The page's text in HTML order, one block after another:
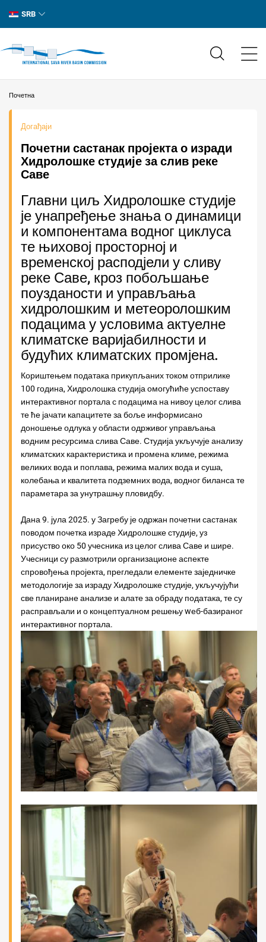
SRB
Почетна
Догађаји
Почетни састанак пројекта о изради
Хидролошке студије за слив реке
Саве
Главни циљ Хидролошке студије
је унапређење знања о динамици
и компонентама водног циклуса
те њиховој просторној и
временској расподјели у сливу
реке Саве, кроз побољшање
поузданости и управљања
хидролошким и метеоролошким
подацима у условима актуелне
климатске варијабилности и
будућих климатских промјена.
Кориштењем података прикупљаних током отприлике
100 година, Хидролошка студија омогућиће успоставу
интерактивног портала с подацима на нивоу целог слива
те ће јачати капацитете за боље информисано
доношење одлука у области одрживог управљања
водним ресурсима слива Саве. Студија укључује анализу
климатских карактеристика и промена климе, режима
великих вода и поплава, режима малих вода и суша,
колебања и квалитета подземних вода, водног биланса те
параметара за унутрашњу пловидбу.
Дана 9. јула 2025. у Загребу је одржан почетни састанак
поводом почетка израде Хидролошке студије, уз
присуство око 50 учесника из целог слива Саве и шире.
Учесници су размотрили организационе аспекте
спровођења пројекта, прегледали елементе заједничке
методологије за израду Хидролошке студије, укључујући
све планиране анализе и алате за обраду података, те су
расправљали и о концептуалном решењу wеб-базираног
интерактивног портала.